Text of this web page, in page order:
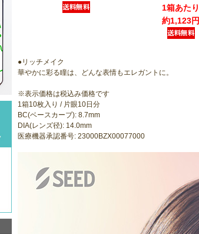
1箱あたり
約1,123円
●リッチメイク
華やかに彩る瞳は、どんな表情もエレガントに。
※表示価格は税込み価格です
1箱10枚入り / 片眼10日分
BC(ベースカーブ): 8.7mm
DIA(レンズ径): 14.0mm
医療機器承認番号: 23000BZX00077000